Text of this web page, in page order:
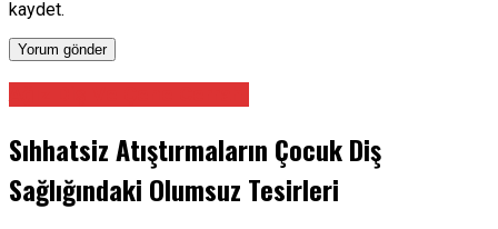
kaydet.
Sıhhatsiz Atıştırmaların Çocuk Diş
Sağlığındaki Olumsuz Tesirleri